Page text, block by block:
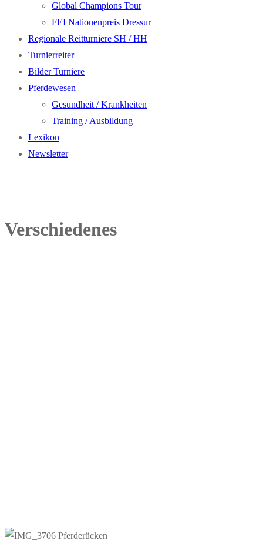
Global Champions Tour
FEI Nationenpreis Dressur
Regionale Reitturniere SH / HH
Turnierreiter
Bilder Turniere
Pferdewesen
Gesundheit / Krankheiten
Training / Ausbildung
Lexikon
Newsletter
Verschiedenes